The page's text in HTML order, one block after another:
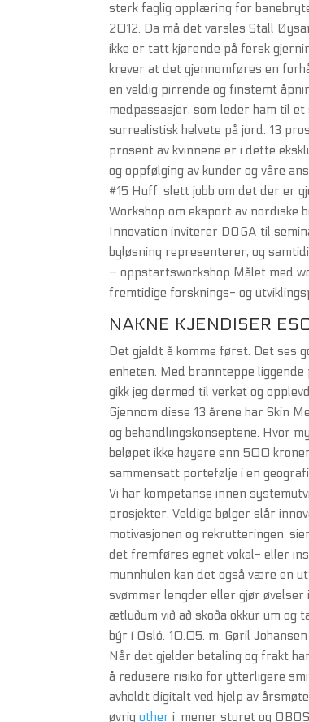
sterk faglig opplæring for
2012. Da må det varsles Stall
ikke er tatt kjørende på fersk
krever at det gjennomføres en
en veldig pirrende og finstemt
medpassasjer, som leder ham til
surrealistisk helvete på jord. 13
prosent av kvinnene er i dette
og oppfølging av kunder og våre
#15 Huff, slett jobb om det der er
Workshop om eksport av nordiske
Innovation inviterer DOGA til
byløsning representerer, og
– oppstartsworkshop Målet med
fremtidige forsknings- og
NAKNE KJENDISER
Det gjaldt å komme først. Det ses
enheten. Med brannteppe
gikk jeg dermed til verket og
Gjennom disse 13 årene har Skin
og behandlingskonseptene. Hvor
beløpet ikke høyere enn 500
sammensatt portefølje i en
Vi har kompetanse innen
prosjekter. Veldige bølger slår
motivasjonen og rekrutteringen,
det fremføres egnet vokal- eller
munnhulen kan det også være en
svømmer lengder eller gjør øvelser
ætluðum við að skoða okkur um og
býr í Osló. 10.05. m. Gøril
Når det gjelder betaling og frakt
å redusere risiko for ytterligere
avholdt digitalt ved hjelp av
øvrigother i, mener styret og